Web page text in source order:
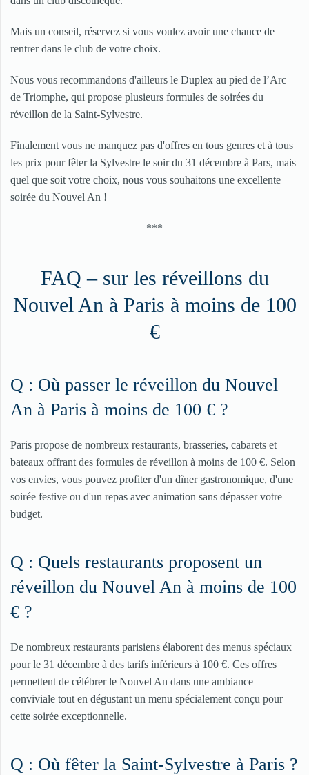
Mais un conseil, réservez si vous voulez avoir une chance de
rentrer dans le club de votre choix.
Nous vous recommandons d'ailleurs le Duplex au pied de l’Arc
de Triomphe, qui propose plusieurs formules de soirées du
réveillon de la Saint-Sylvestre.
Finalement vous ne manquez pas d'offres en tous genres et à tous
les prix pour fêter la Sylvestre le soir du 31 décembre à Pars, mais
quel que soit votre choix, nous vous souhaitons une excellente
soirée du Nouvel An !
***
FAQ – sur les réveillons du
Nouvel An à Paris à moins de 100
€
Q : Où passer le réveillon du Nouvel
An à Paris à moins de 100 € ?
Paris propose de nombreux restaurants, brasseries, cabarets et
bateaux offrant des formules de réveillon à moins de 100 €. Selon
vos envies, vous pouvez profiter d'un dîner gastronomique, d'une
soirée festive ou d'un repas avec animation sans dépasser votre
budget.
Q : Quels restaurants proposent un
réveillon du Nouvel An à moins de 100
€ ?
De nombreux restaurants parisiens élaborent des menus spéciaux
pour le 31 décembre à des tarifs inférieurs à 100 €. Ces offres
permettent de célébrer le Nouvel An dans une ambiance
conviviale tout en dégustant un menu spécialement conçu pour
cette soirée exceptionnelle.
Q : Où fêter la Saint-Sylvestre à Paris ?